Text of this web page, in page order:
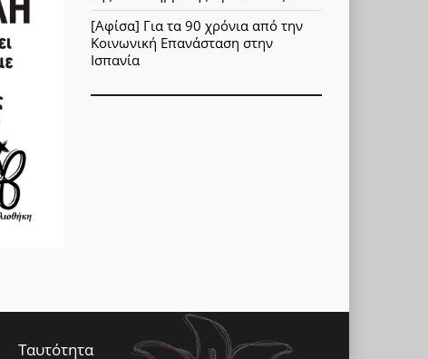
[Αφίσα] Για τα 90 χρόνια από την
Κοινωνική Επανάσταση στην
Ισπανία
Ταυτότητα